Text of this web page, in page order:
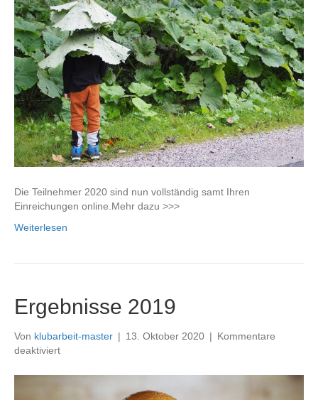
Die Teilnehmer 2020 sind nun vollständig samt Ihren
Einreichungen online.Mehr dazu >>>
Weiterlesen
Ergebnisse 2019
Von klubarbeit-master | 13. Oktober 2020 | Kommentare
deaktiviertfür
2019